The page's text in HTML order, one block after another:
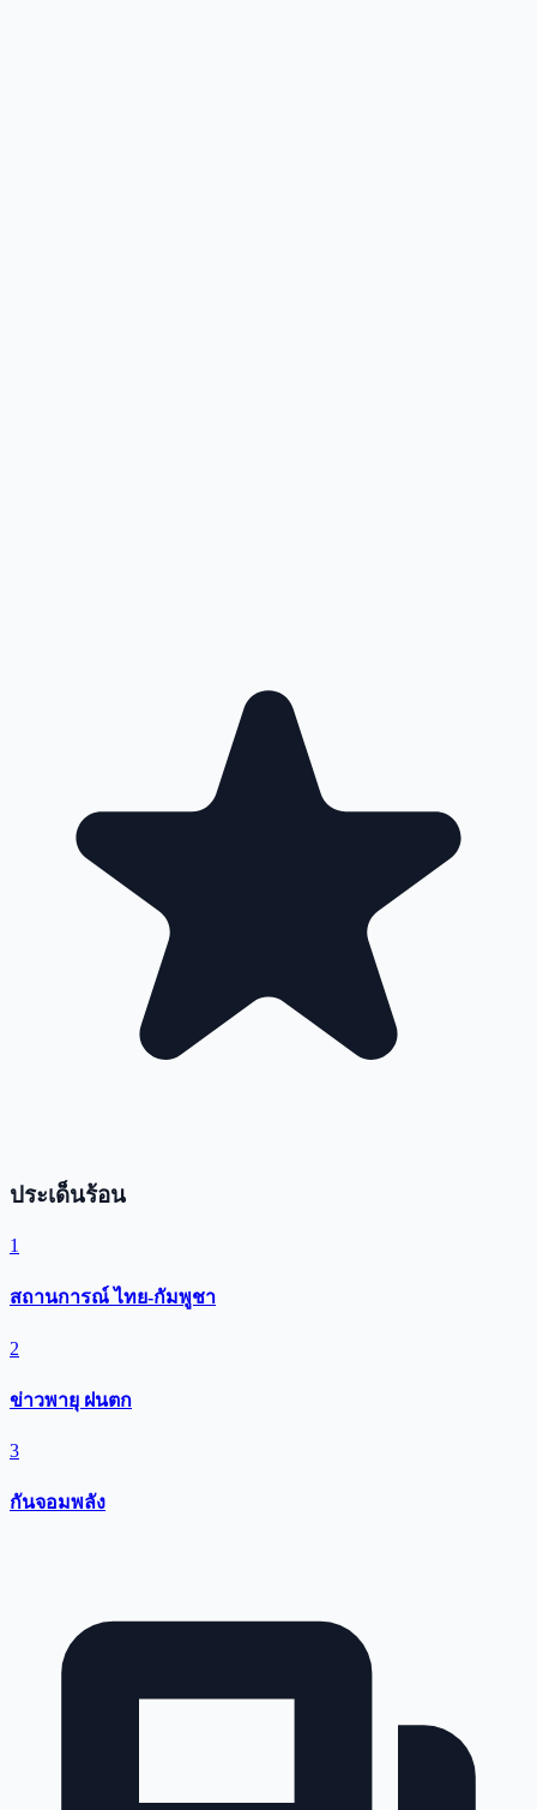
ประเด็นร้อน
1
สถานการณ์ ไทย-กัมพูชา
2
ข่าวพายุ ฝนตก
3
กันจอมพลัง